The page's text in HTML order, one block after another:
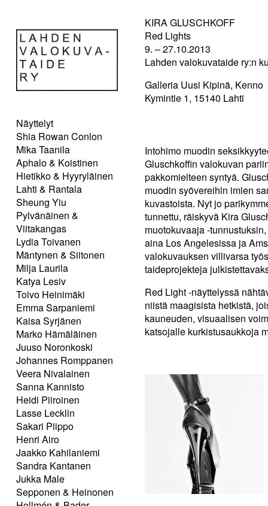
Näyttelyt
Shia Rowan Conlon
Mika Taanila
Aphalo & Koistinen
Hietikko & Hyyryläinen
Lahti & Rantala
Sheung Yiu
Pylvänäinen &
Viitakangas
Lydia Toivanen
Mäntynen & Siitonen
Milja Laurila
Katya Lesiv
Toivo Heinimäki
Emma Sarpaniemi
Kaisa Syrjänen
Marko Hämäläinen
Juuso Noronkoski
Johannes Romppanen
Veera Nivalainen
Sanna Kannisto
Heidi Piiroinen
Lasse Lecklin
Sakari Piippo
Henri Airo
Jaakko Kahilaniemi
Sandra Kantanen
Jukka Male
Sepponen & Heinonen
KIRA GLUSCHKOFF
Red Lights
9. – 27.10.2013
Lahden valokuvataide ry:n
Galleria Uusi Kipinä, Kenno
Kymintie 1, 15140 Lahti
Intohimo muodin
Gluschkoffin valokuvan
pakkomielteen syntyä.
muodin syövereihin imien
kuvastoista. Nyt jo
tunnettu, räiskyvä Kira
muotokuvaaja -
aina Los Angelesissa ja
valokuvauksen villivarsa
taideprojekteja
Red Light -näyttelyssä
niistä maagisista hetkistä,
kauneuden, visuaalisen
katsojalle kurkistusaukkoja